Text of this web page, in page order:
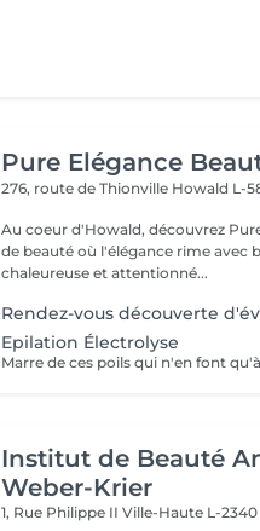
Pure Elégance
276, route de Thionville Howald L-
Au coeur d'Howald, découvrez
de beauté où l'élégance rime avec
chaleureuse et attentionné...
Rendez-vous découverte
Epilation Électrolyse
Institut de Beauté
Weber-Krier
1, Rue Philippe IIVille-Haute L-2340